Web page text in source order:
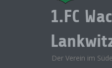
1.FC
Der Verein im